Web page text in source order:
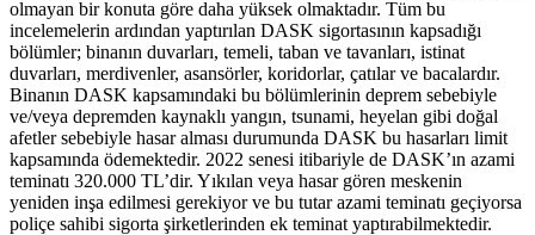
olmayan bir konuta göre daha yüksek olmaktadır. Tüm bu
incelemelerin ardından yaptırılan DASK sigortasının kapsadığı
bölümler; binanın duvarları, temeli, taban ve tavanları, istinat
duvarları, merdivenler, asansörler, koridorlar, çatılar ve bacalardır.
Binanın DASK kapsamındaki bu bölümlerinin deprem sebebiyle
ve/veya depremden kaynaklı yangın, tsunami, heyelan gibi doğal
afetler sebebiyle hasar alması durumunda DASK bu hasarları limit
kapsamında ödemektedir. 2022 senesi itibariyle de DASK’ın azami
teminatı 320.000 TL’dir. Yıkılan veya hasar gören meskenin
yeniden inşa edilmesi gerekiyor ve bu tutar azami teminatı geçiyorsa
poliçe sahibi sigorta şirketlerinden ek teminat yaptırabilmektedir.